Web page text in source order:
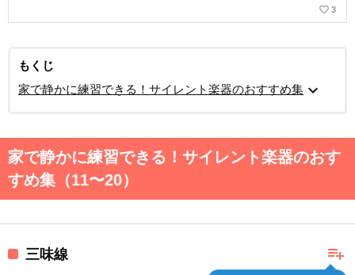
favorite_border 3
もくじ
家で静かに練習できる！サイレント楽器のおすすめ集 expand_more
家で静かに練習できる！サイレント楽器のおす
すめ集（11〜20）
playlist_add
三味線